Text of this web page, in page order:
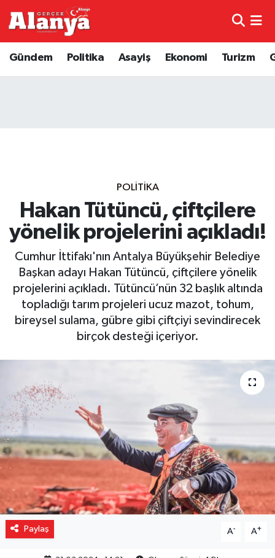
Gündem Politika Asayiş Ekonomi Turizm
POLITIKA
Hakan Tütüncü, çiftçilere
yönelik projelerini açıkladı!
Cumhur İttifakı'nın Antalya Büyükşehir Belediye
Başkan adayı Hakan Tütüncü, çiftçilere yönelik
projelerini açıkladı. Tütüncü’nün 32 başlık altında
topladığı tarım projeleri ucuz mazot, tohum,
bireysel sulama, gübre gibi çiftçiyi sevindirecek
birçok desteği içeriyor.
Paylaş A- A+
Genel
Diğer
Dünya
Ekonomi
Gizlilik İlkeleri - Privacy Policy
Güncel
Gündem
Politika
Spor
Turizm
Trafik Durumu
Haber Arşivi